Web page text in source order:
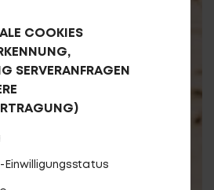
COOKIES
SERVERANFRAGEN